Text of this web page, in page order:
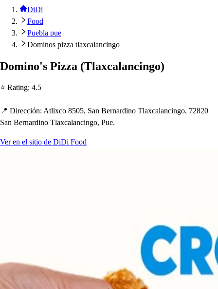
DiDi
Food
Puebla pue
Dominos pizza tlaxcalancingo
Domino's Pizza (Tlaxcalancingo)
⭐ Rating: 4.5
📍 Dirección: Atlixco 8505, San Bernardino Tlaxcalancingo, 72820
San Bernardino Tlaxcalancingo, Pue.
Ver en el sitio de DiDi Food